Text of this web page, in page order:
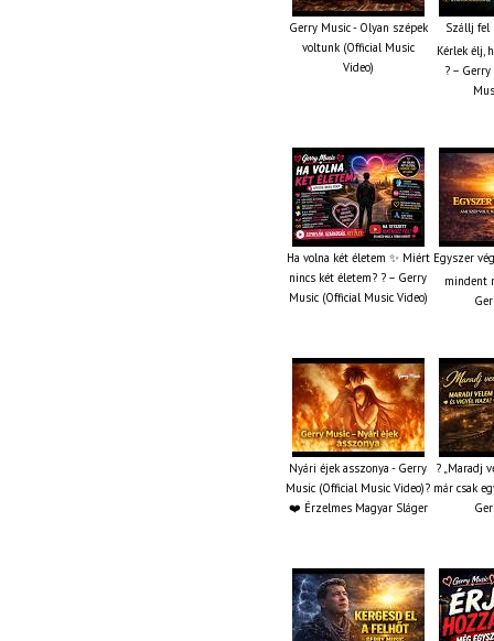
Gerry Music - Olyan szépek
voltunk (Official Music
Video)
Szállj fel
Kérlek élj,
? –
Ha volna két életem ✨ Miért
nincs két életem? ? – Gerry
Music (Official Music Video)
Egyszer
mindent
Nyári éjek asszonya - Gerry
Music (Official Music Video)?
❤️ Érzelmes Magyar Sláger
? „Maradj
már csak